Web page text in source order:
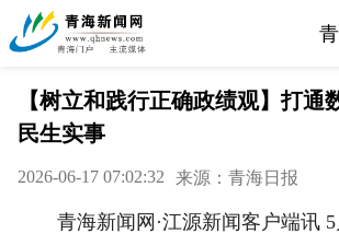
【树立和践行正确政绩观】打通
民生实事
2026-06-17 07:02:32 来源：青海日报
青海新闻网·江源新闻客户端讯 5